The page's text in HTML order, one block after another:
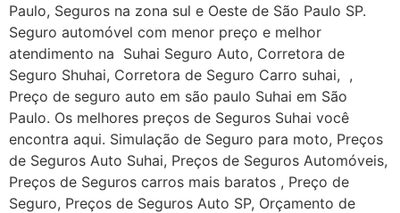
Paulo, Seguros na zona sul e Oeste de São Paulo SP.
Seguro automóvel com menor preço e melhor
atendimento na Suhai Seguro Auto, Corretora de
Seguro Shuhai, Corretora de Seguro Carro suhai, ,
Preço de seguro auto em são paulo Suhai em São
Paulo. Os melhores preços de Seguros Suhai você
encontra aqui. Simulação de Seguro para moto, Preços
de Seguros Auto Suhai, Preços de Seguros Automóveis,
Preços de Seguros carros mais baratos , Preço de
Seguro, Preços de Seguros Auto SP, Orçamento de